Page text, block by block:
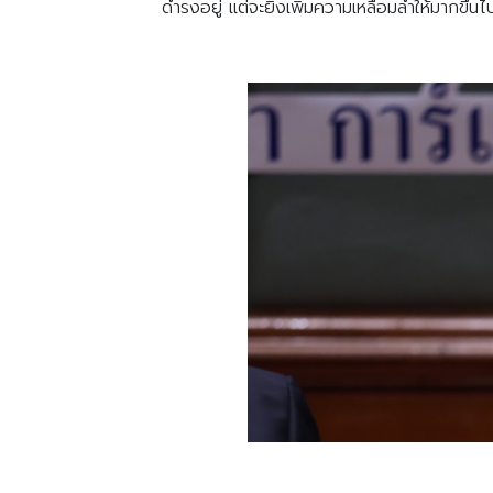
ดำรงอยู่ แต่จะยิ่งเพิ่มความเหลื่อมล้ำให้มากขึ้น